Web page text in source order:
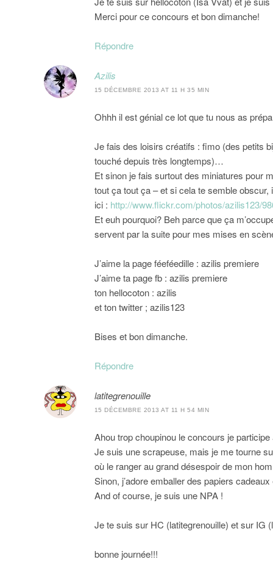
Merci pour ce concours et bon dimanche!
Répondre
Azilis
15 DÉCEMBRE 2013 AT 11 H 35 MIN
Ohhh il est génial ce lot que tu nous as
Je fais des loisirs créatifs : fimo (des petits
touché depuis très longtemps)…
Et sinon je fais surtout des miniatures pour
tout ça tout ça – et si cela te semble obscur,
ici : http://www.flickr.com/photos/azilis123/
Et euh pourquoi? Beh parce que ça
servent par la suite pour mes mises en
J’aime la page féeféedille : azilis premiere
J’aime ta page fb : azilis premiere
ton hellocoton : azilis
et ton twitter ; azilis123
Bises et bon dimanche.
Répondre
latitegrenouille
15 DÉCEMBRE 2013 AT 11 H 54 MIN
Ahou trop choupinou le concours je
Je suis une scrapeuse, mais je me tourne
où le ranger au grand désespoir de mon
Sinon, j’adore emballer des papiers
And of course, je suis une NPA !
Je te suis sur HC (latitegrenouille) et sur IG
bonne journée!!!